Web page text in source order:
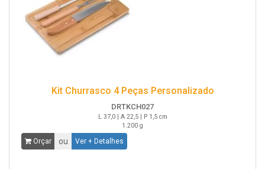
Kit Churrasco 4 Peças Personalizado
DRTKCH027
L 37,0 | A 22,5 | P 1,5 cm
1.200 g
Orçar ou Ver + Detalhes